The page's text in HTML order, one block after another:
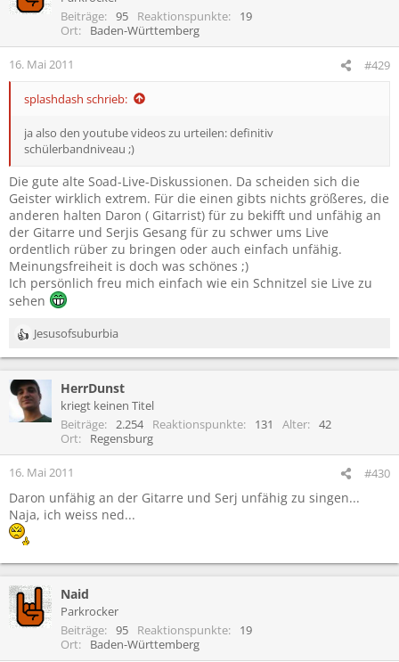
i
n
e
Beiträge
95 Reaktionspunkte
19
Ort
Baden-Württemberg
16. Mai 2011 #429
splashdash schrieb:
ja also den youtube videos zu urteilen: definitiv
schülerbandniveau ;)
Die gute alte Soad-Live-Diskussionen. Da scheiden sich die
Geister wirklich extrem. Für die einen gibts nichts größeres, die
anderen halten Daron ( Gitarrist) für zu bekifft und unfähig an
der Gitarre und Serjis Gesang für zu schwer ums Live
ordentlich rüber zu bringen oder auch einfach unfähig.
Meinungsfreiheit is doch was schönes ;)
Ich persönlich freu mich einfach wie ein Schnitzel sie Live zu
sehen
R
e
k
t
i
n
e
:
Jesusofsuburbia
HerrDunst
kriegt keinen Titel
Beiträge
2.254 Reaktionspunkte 131 Alter
42
Ort
Regensburg
16. Mai 2011 #430
Daron unfähig an der Gitarre und Serj unfähig zu singen...
Naja, ich weiss ned...
Naid
Parkrocker
Beiträge
95 Reaktionspunkte
19
Ort
Baden-Württemberg